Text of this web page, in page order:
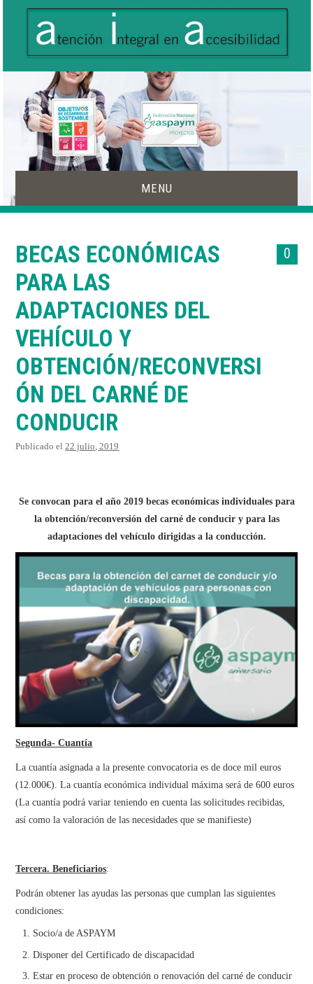
MENU
ACCESIBILIDAD
PRODUCTOS DE APOYO
VIDEOS
TESTIMONIOS
PUBLICACIONES
0
BECAS ECONÓMICAS
PARA LAS
ADAPTACIONES DEL
VEHÍCULO Y
OBTENCIÓN/RECONVERSI
ÓN DEL CARNÉ DE
CONDUCIR
Publicado el22 julio, 2019
Se convocan para el año 2019 becas económicas individuales para
la obtención/reconversión del carné de conducir y para las
adaptaciones del vehículo dirigidas a la conducción.
Segunda- Cuantía
La cuantía asignada a la presente convocatoria es de doce mil euros
(12.000€). La cuantía económica individual máxima será de 600 euros
(La cuantía podrá variar teniendo en cuenta las solicitudes recibidas,
así como la valoración de las necesidades que se manifieste)
Tercera. Beneficiarios:
Podrán obtener las ayudas las personas que cumplan las siguientes
condiciones:
Socio/a de ASPAYM
Disponer del Certificado de discapacidad
Estar en proceso de obtención o renovación del carné de conducir